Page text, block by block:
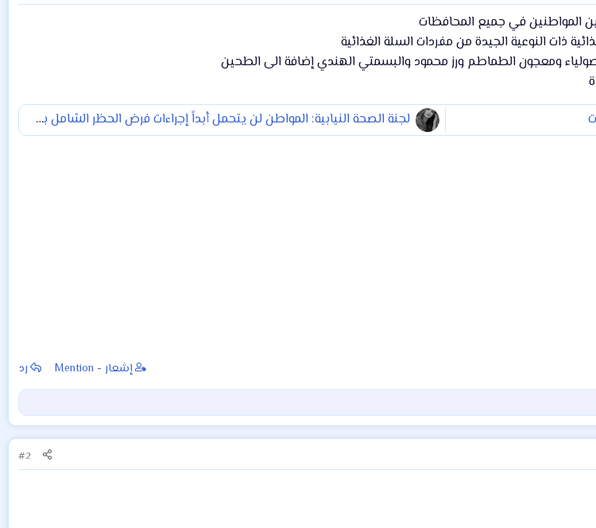
بين المواطنين في جميع المحافظات
ذات النوعية الجيدة من مفردات السلة الغذائية
ومعجون الطماطم ورز محمود والبسمتي الهندي إضافة الى الطحين
لجنة الصحة النيابية: المواطن لن يتحمل أبداً إجراءات فرض الحظر الشامل بسبب بحثه عن الرزق والعيش.
إشعار - Mention رد
#2